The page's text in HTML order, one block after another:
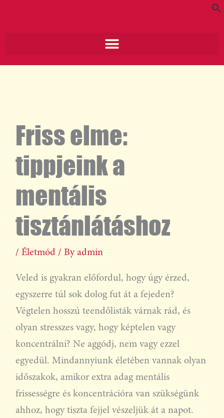
Friss elme:
tippjeink a
mentális
tisztánlátáshoz
/ Életmód / By admin
Veled is gyakran előfordul, hogy úgy érzed,
egyszerre túl sok dolog fut át a fejeden?
Végtelen hosszú teendőlisták várnak rád, és
olyan stresszes vagy, hogy képtelen vagy
koncentrálni? Ne aggódj, nem vagy ezzel
egyedül. Mindannyiunk életében vannak olyan
időszakok, amikor extra adag mentális
frissességre és koncentrációra van szükségünk
ahhoz, hogy tiszta fejjel vészeljük át a napot.